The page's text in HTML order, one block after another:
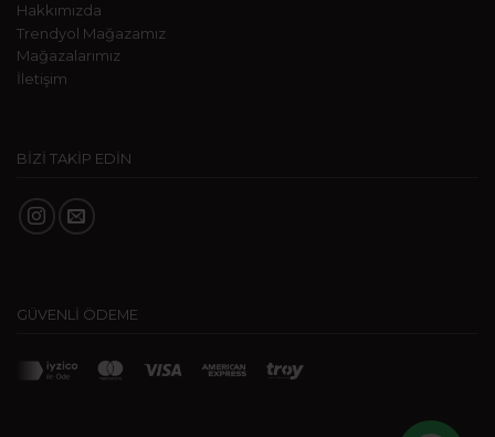
Hakkımızda
Trendyol Mağazamız
Mağazalarımız
İletişim
BİZİ TAKİP EDİN
GÜVENLİ ÖDEME